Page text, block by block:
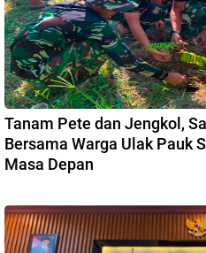
Tanam Pete dan Jengkol,
Bersama Warga Ulak Pauk
Masa Depan